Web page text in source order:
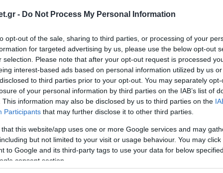
- Do Not Process My Personal Information
opt-out of the sale, sharing to third parties, or processing of your
for targeted advertising by us, please use the below opt-out
selection. Please note that after your opt-out request is processed
interest-based ads based on personal information utilized by us
to third parties prior to your opt-out. You may separately
of your personal information by third parties on the IAB’s list of
This information may also be disclosed by us to third parties on the
Participants that may further disclose it to other third parties.
that this website/app uses one or more Google services and may
but not limited to your visit or usage behaviour. You may
to Google and its third-party tags to use your data for below
consent section.
ουκρανικών δυνάμεων να πλήξουν τις
στην Κριμαία.
112 μ. μήκους και μέγιστου εκτοπίσματος
τα Yamal και Azov κλάσης
οριστικές απώλειες για το ρωσικό
αυτά τα πλοία οι ουκρανικές δυνάμεις έχουν
αποβατικά σκάφη.
Θάλασσας ξεκίνησε τον πόλεμο της
με εννέα αποβατικά πλοία,
έξι κλάσης Ropuchas και τριών κλάσης